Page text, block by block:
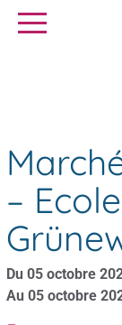
SE FORMER
–
Du 05 octobre
Au 05 octobre